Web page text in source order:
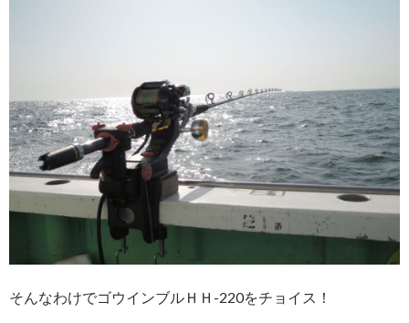
そんなわけでゴウインブルＨＨ-220をチョイス！